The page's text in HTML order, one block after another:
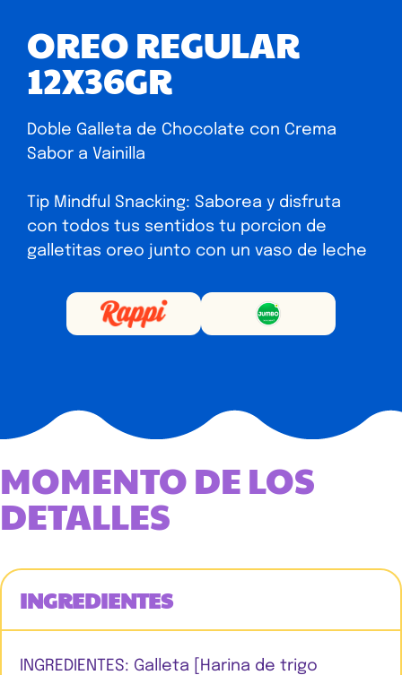
OREO REGULAR
12X36GR
Doble Galleta de Chocolate con Crema
Sabor a Vainilla
Tip Mindful Snacking: Saborea y disfruta
con todos tus sentidos tu porcion de
galletitas oreo junto con un vaso de leche
MOMENTO DE LOS
DETALLES
INGREDIENTES
INGREDIENTES: Galleta [Harina de trigo